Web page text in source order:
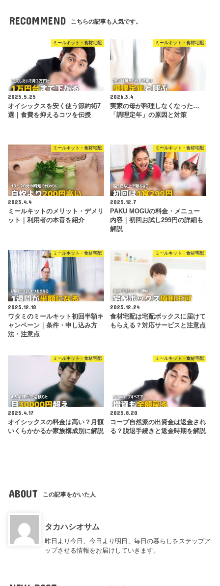
RECOMMEND こちらの記事も人気です。
ミールキット・食材宅配
2025.5.25
オイシックスを安く使う節約術7
選｜食費を抑えるコツを伝授
ミールキット・食材宅配
2026.3.4
実家の母が料理しなくなった…
「調理定年」の原因と対策
ミールキット・食材宅配
2025.4.4
ミールキットのメリット・デメリ
ット｜利用者の本音を紹介
ミールキット・食材宅配
2025.12.7
PAKU MOGUの料金・メニュー
内容｜初回お試し299円の詳細も
解説
ミールキット・食材宅配
2025.12.18
ワタミのミールキット初回半額キ
ャンペーン｜条件・申し込み方
法・注意点
ミールキット・食材宅配
2025.12.24
食材宅配は宅配ボックスに届けて
もらえる？対応サービスと注意点
ミールキット・食材宅配
2025.4.17
オイシックスの料金は高い？月額
いくらかかるか家族構成別に解説
ミールキット・食材宅配
2025.8.20
コープ自然派の出資金は返金され
る？脱退手続きと返金時期を解説
ABOUT この記事をかいた人
タカハシオサム
昨日より今日、今日より明日、毎日の暮らしをステップア
ップさせる情報をお届けしていきます。